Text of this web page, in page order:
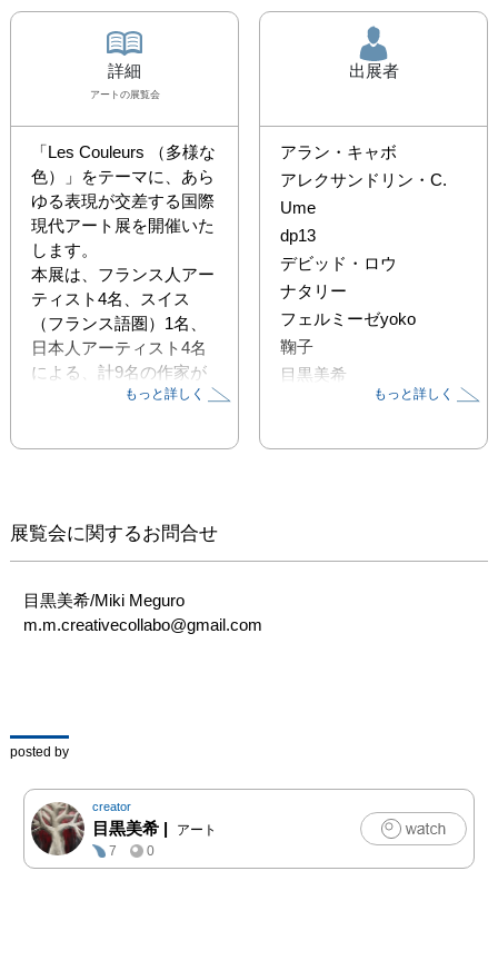
詳細
アート の展覧会
「Les Couleurs （多様な
色）」をテーマに、あら
ゆる表現が交差する国際
現代アート展を開催いた
します。
本展は、フランス人アー
ティスト4名、スイス
（フランス語圏）1名、
日本人アーティスト4名
による、計9名の作家が
参加し、絵画、写真、ミ
品など、ジャンルを横断
もっと詳しく
出展者
アラン・キャボ
アレクサンドリン・C.
Ume
dp13
デビッド・ロウ
ナタリー
フェルミーゼyoko
鞠子
目黒美希
もっと詳しく
展覧会に関するお問合せ
目黒美希/Miki Meguro
m.m.creativecollabo@gmail.com
posted by
creator
目黒美希 |
アート
7
0